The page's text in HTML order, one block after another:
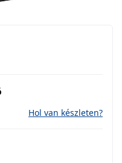
Hol van készleten?